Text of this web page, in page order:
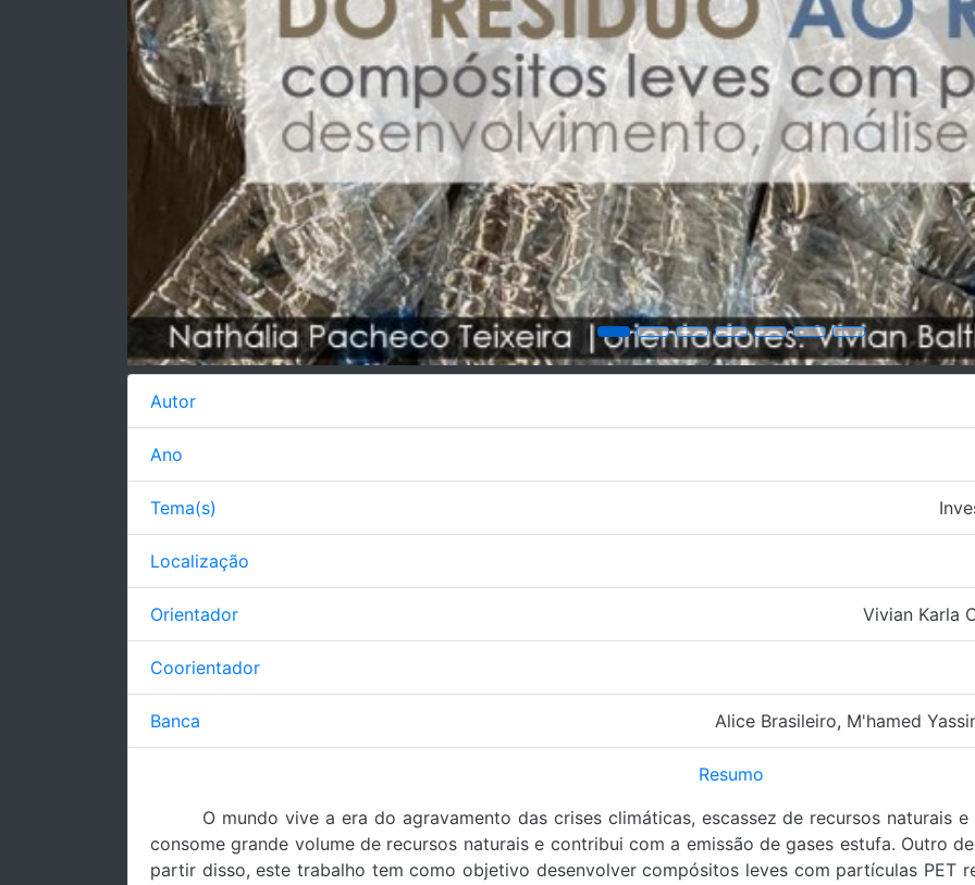
Autor
Ano
Tema(s)
Localização
Orientador Vivian Karla
Coorientador
Banca Alice Brasileiro, M'hamed
Resumo
O mundo vive a era do agravamento das crises climáticas, escassez de recursos naturais
consome grande volume de recursos naturais e contribui com a emissão de gases estufa. Outro
partir disso, este trabalho tem como objetivo desenvolver compósitos leves com partículas PET